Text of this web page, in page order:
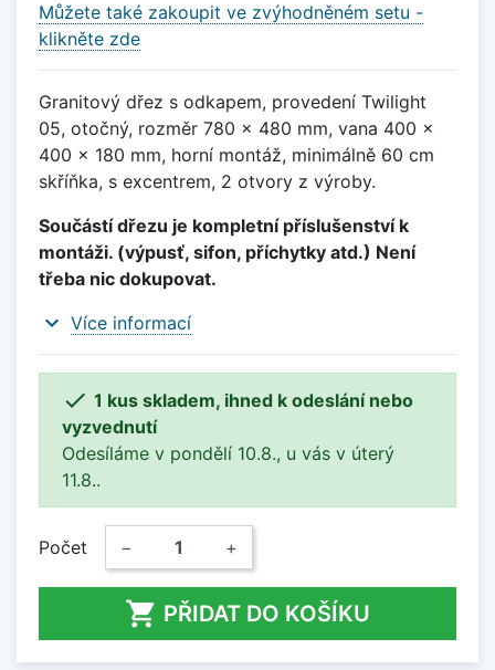
Můžete také zakoupit ve zvýhodněném setu -
klikněte zde
Granitový dřez s odkapem, provedení Twilight
05, otočný, rozměr 780 x 480 mm, vana 400 x
400 x 180 mm, horní montáž, minimálně 60 cm
skříňka, s excentrem, 2 otvory z výroby.
Součástí dřezu je kompletní příslušenství k
montáži. (výpusť, sifon, příchytky atd.) Není
třeba nic dokupovat.
expand_more Více informací
 1 kus skladem, ihned k odeslání nebo
vyzvednutí
Odesíláme v pondělí 10.8., u vás v úterý
11.8..
Počet − +
 PŘIDAT DO KOŠÍKU